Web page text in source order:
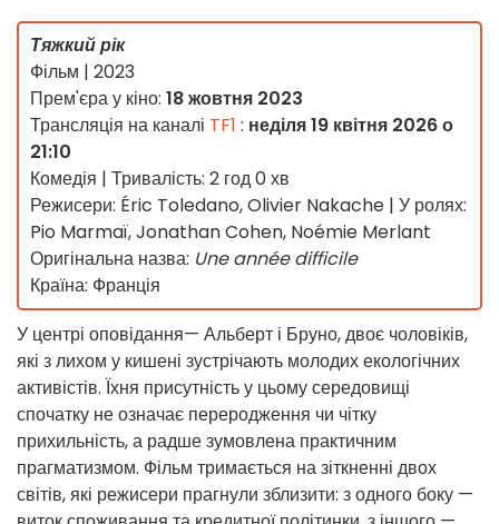
Тяжкий рік
Фільм | 2023
Прем'єра у кіно: 18 жовтня 2023
Трансляція на каналі TF1 : неділя 19 квітня 2026 о
21:10
Комедія | Тривалість: 2 год 0 хв
Режисери: Éric Toledano, Olivier Nakache | У ролях:
Pio Marmaï, Jonathan Cohen, Noémie Merlant
Оригінальна назва: Une année difficile
Країна: Франція
У центрі оповідання— Альберт і Бруно, двоє чоловіків,
які з лихом у кишені зустрічають молодих екологічних
активістів. Їхня присутність у цьому середовищі
спочатку не означає переродження чи чітку
прихильність, а радше зумовлена практичним
прагматизмом. Фільм тримається на зіткненні двох
світів, які режисери прагнули зблизити: з одного боку —